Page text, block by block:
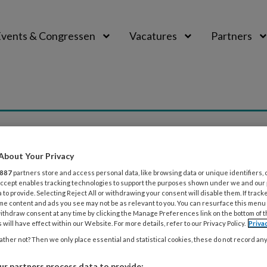
& Congressen Vacatures Partners
2007 NIEUWS VVE
links: beweegspelletjes Op de site Beweegkriebels van
(NISB) vind je informatie over het belang van bewegen
Your Privacy
887 partners store and access personal data, like browsing data or unique identifiers,
enables tracking technologies to support the purposes shown under we and
to provide. Selecting Reject All or withdrawing your consent will disable them. If
content and ads you see may not be as relevant to you. You can resurface this
consent at any time by clicking the Manage Preferences link on the bottom of
will have effect within our Website. For more details, refer to our Privacy Policy.
not? Then we only place essential and statistical cookies, these do not record